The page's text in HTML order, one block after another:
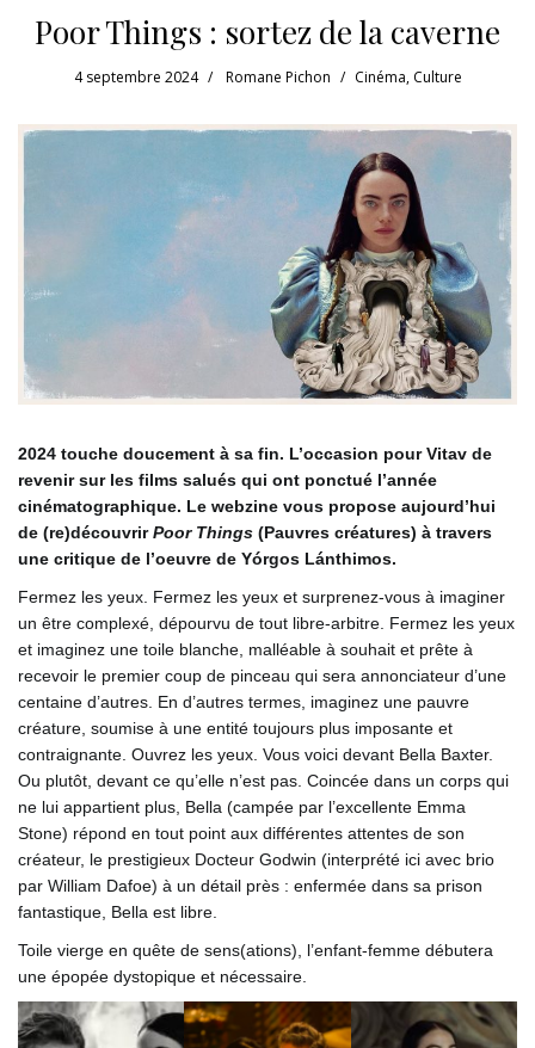
Poor Things : sortez de la caverne
4 septembre 2024 Romane Pichon Cinéma, Culture
2024 touche doucement à sa fin. L’occasion pour Vitav de
revenir sur les films salués qui ont ponctué l’année
cinématographique. Le webzine vous propose aujourd’hui
de (re)découvrirPoor Things (Pauvres créatures) à travers
une critique de l’oeuvre de Yórgos Lánthimos.
Fermez les yeux. Fermez les yeux et surprenez-vous à imaginer
un être complexé, dépourvu de tout libre-arbitre. Fermez les yeux
et imaginez une toile blanche, malléable à souhait et prête à
recevoir le premier coup de pinceau qui sera annonciateur d’une
centaine d’autres. En d’autres termes, imaginez une pauvre
créature, soumise à une entité toujours plus imposante et
contraignante. Ouvrez les yeux. Vous voici devant Bella Baxter.
Ou plutôt, devant ce qu’elle n’est pas. Coincée dans un corps qui
ne lui appartient plus, Bella (campée par l’excellente Emma
Stone) répond en tout point aux différentes attentes de son
créateur, le prestigieux Docteur Godwin (interprété ici avec brio
par William Dafoe) à un détail près : enfermée dans sa prison
fantastique, Bella est libre.
Toile vierge en quête de sens(ations), l’enfant-femme débutera
une épopée dystopique et nécessaire.